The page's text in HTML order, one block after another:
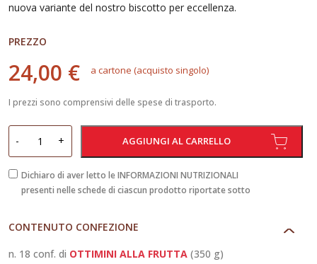
nuova variante del nostro biscotto per eccellenza.
PREZZO
24,00 € a cartone (acquisto singolo)
I prezzi sono comprensivi delle spese di trasporto.
-
Ottimini
alla
Frutta
+ AGGIUNGI AL CARRELLO
Dichiaro di aver letto le INFORMAZIONI NUTRIZIONALI
presenti nelle schede di ciascun prodotto riportate sotto
CONTENUTO CONFEZIONE
n. 18 conf. di OTTIMINI ALLA FRUTTA (350 g)